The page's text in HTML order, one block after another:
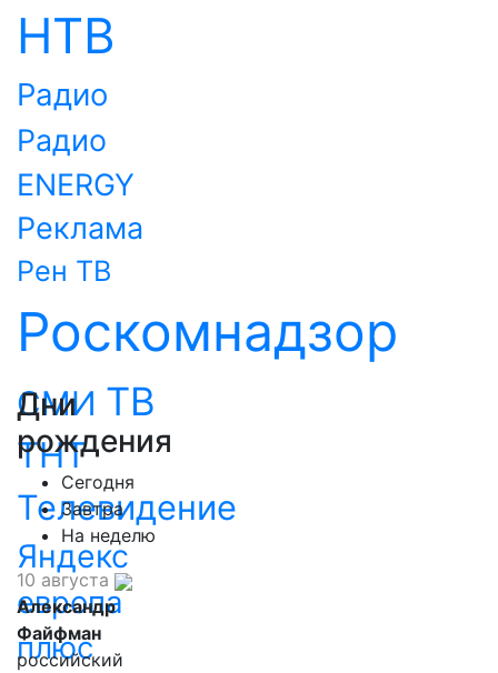
НТВ
Радио
Радио
ENERGY
Реклама
Рен ТВ
Роскомнадзор
СМИ ТВ
ТНТ
Телевидение
Яндекс
европа
плюс
Дни
рождения
Сегодня
Завтра
На неделю
10 августа
Александр
Файфман
российский